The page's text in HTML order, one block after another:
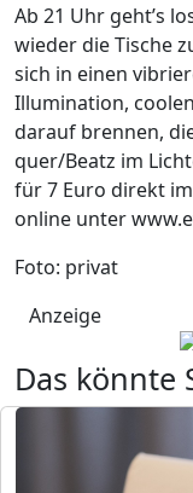
Ab 21 Uhr geht’s
wieder die Tische
sich in einen
Illumination,
darauf brennen,
quer/Beatz im
für 7 Euro direkt
online unter
Foto: privat
Anzeige
Das könnte